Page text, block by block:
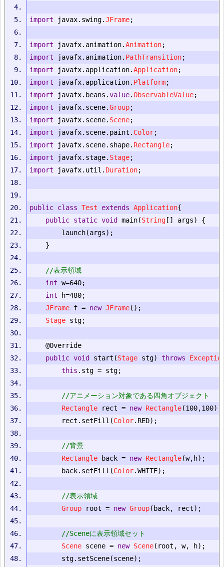
import javax. swing.JFrame;
import javafx. animation.Animation;
import javafx. animation. PathTransition;
import javafx. application.Application;
import javafx. application. Platform;
import javafx. beans .value.ObservableValue;
import javafx. scene.Group;
import javafx. scene. Scene;
import javafx. scene. paint . Color;
import javafx. scene. shape. Rectangle;
import javafx. stage. Stage;
import javafx. util . Duration;
public class Test extends Application{
public static void main(String [] args)
{
		launch
(args);
}
//表示領域
int w=640;
int h=480;
JFrame f = new JFrame();
Stage stg;
@Override
public void start (Stage stg) throws
this . stg = stg;
//アニメーション対象である四角オブジェクト
Rectangle rect = new Rectangle(100,100);
		rect
. setFill (Color. RED);
//背景
Rectangle back = new Rectangle(w, h);
		back
. setFill (Color.WHITE);
//表示領域
Group root = new Group( back, rect);
//Sceneに表示領域セット
Scene scene = new Scene( root , w, h);
		stg
. setScene(scene);